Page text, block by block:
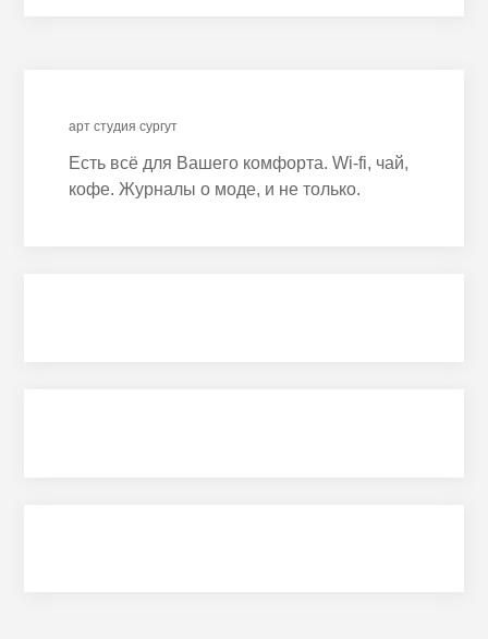
арт студия сургут
Есть всё для Вашего комфорта. Wi-fi, чай,
кофе. Журналы о моде, и не только.